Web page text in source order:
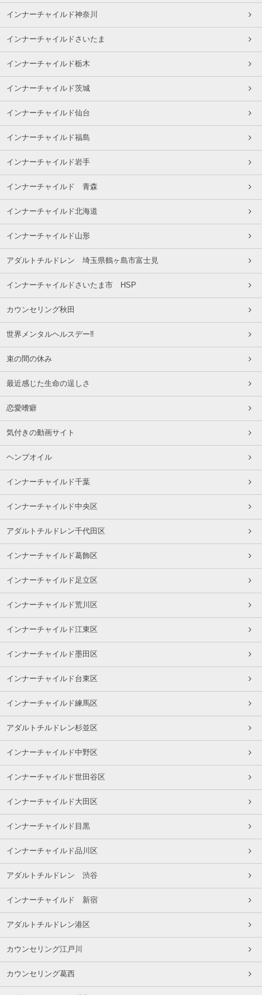
インナーチャイルド神奈川
インナーチャイルドさいたま
インナーチャイルド栃木
インナーチャイルド茨城
インナーチャイルド仙台
インナーチャイルド福島
インナーチャイルド岩手
インナーチャイルド 青森
インナーチャイルド北海道
インナーチャイルド山形
アダルトチルドレン 埼玉県鶴ヶ島市富士見
インナーチャイルドさいたま市 HSP
カウンセリング秋田
世界メンタルヘルスデー‼️
束の間の休み
最近感じた生命の逞しさ
恋愛嗜癖
気付きの動画サイト
ヘンプオイル
インナーチャイルド千葉
インナーチャイルド中央区
アダルトチルドレン千代田区
インナーチャイルド葛飾区
インナーチャイルド足立区
インナーチャイルド荒川区
インナーチャイルド江東区
インナーチャイルド墨田区
インナーチャイルド台東区
インナーチャイルド練馬区
アダルトチルドレン杉並区
インナーチャイルド中野区
インナーチャイルド世田谷区
インナーチャイルド大田区
インナーチャイルド目黒
インナーチャイルド品川区
アダルトチルドレン 渋谷
インナーチャイルド 新宿
アダルトチルドレン港区
カウンセリング江戸川
カウンセリング葛西